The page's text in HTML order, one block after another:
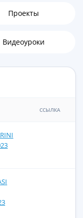
Проекты
Видеоуроки
ССЫЛКА